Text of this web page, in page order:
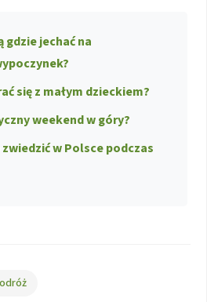
gdzie jechać na
się z małym dzieckiem?
weekend w góry?
w Polsce podczas